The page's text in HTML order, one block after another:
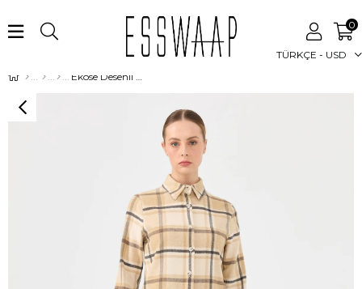
TÜRKÇE - USD
0
Ekose Desenli Country Tunik Camel